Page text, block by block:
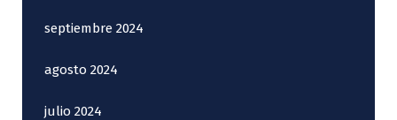
septiembre 2024
agosto 2024
julio 2024